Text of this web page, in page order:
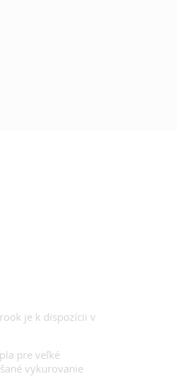
je k dispozícii v
pre veľké
vykurovanie